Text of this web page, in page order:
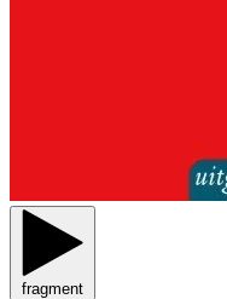
fragment